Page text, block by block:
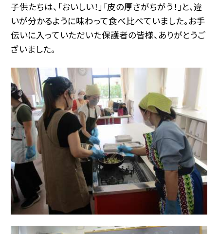
子供たちは、「おいしい！」「皮の厚さがちがう！」と、違
いが分かるように味わって食べ比べていました。お手
伝いに入っていただいた保護者の皆様、ありがとうご
ざいました。